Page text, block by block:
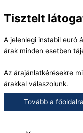
Tisztelt
A jelenlegi instabil euró
árak minden esetben
Az árajánlatkérésekre
árakkal válaszolunk.
Tovább a főoldalra